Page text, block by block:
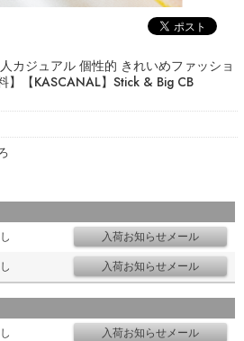
カジュアル 個性的 きれいめファッショ
【KASCANAL】Stick & Big CB